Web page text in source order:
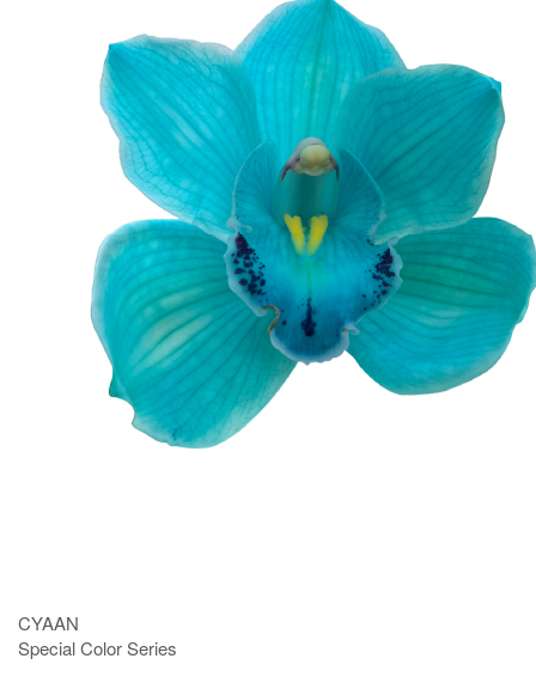
CYAAN
Special Color Series